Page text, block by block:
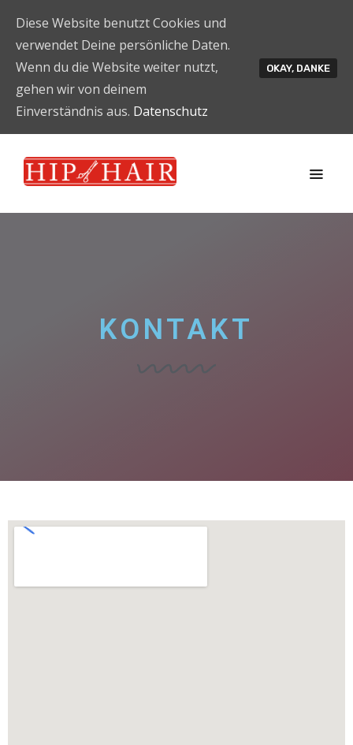
KONTAKT
Diese Website benutzt Cookies und
verwendet Deine persönliche Daten.
Wenn du die Website weiter nutzt,
gehen wir von deinem
Einverständnis aus. Datenschutz
OKAY, DANKE